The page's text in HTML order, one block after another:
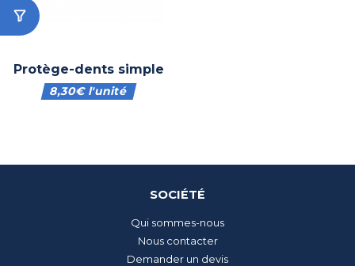
Protège-dents simple
8,30€l'unité
SOCIÉTÉ
Qui sommes-nous
Nous contacter
Demander un devis